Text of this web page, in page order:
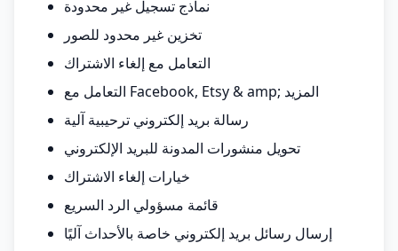
نماذج تسجيل غير محدودة
تخزين غير محدود للصور
التعامل مع إلغاء الاشتراك
التعامل مع Facebook, Etsy & amp; المزيد
رسالة بريد إلكتروني ترحيبية آلية
تحويل منشورات المدونة للبريد الإلكتروني
خيارات إلغاء الاشتراك
قائمة مسؤولي الرد السريع
إرسال رسائل بريد إلكتروني خاصة بالأحداث آليًا